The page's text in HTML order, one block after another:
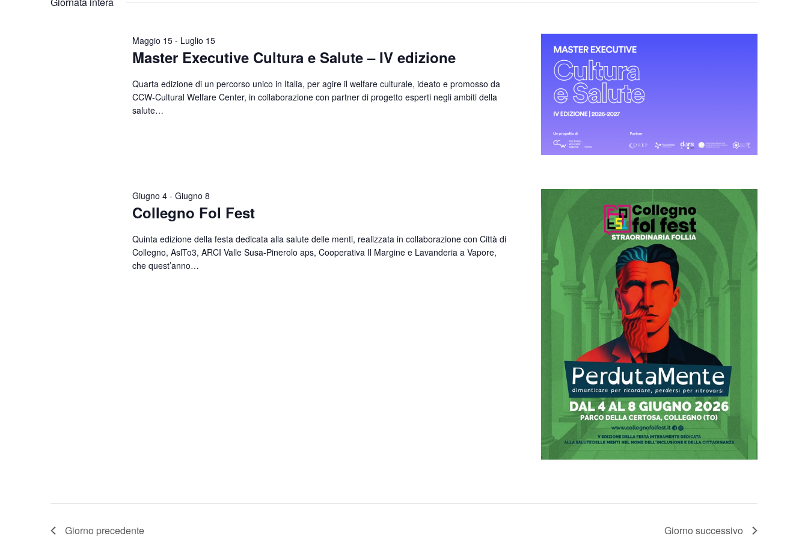
Parola
Master Executive Cultura e Salute – IV edizione
Maggio 15- Luglio 15
Quarta edizione di un percorso unico in Italia, per agire il welfare culturale, ideato e promosso da
CCW-Cultural Welfare Center, in collaborazione con partner di progetto esperti negli ambiti della
salute…
Collegno Fol Fest
Giugno 4- Giugno 8
Quinta edizione della festa dedicata alla salute delle menti, realizzata in collaborazione con Città di
Collegno, AslTo3, ARCI Valle Susa-Pinerolo aps, Cooperativa Il Margine e Lavanderia a Vapore,
che quest’anno…
Giorno precedente Giorno successivo